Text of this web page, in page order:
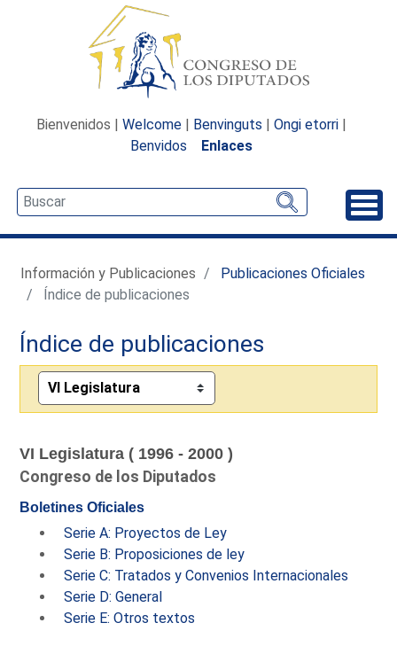
Bienvenidos | Welcome | Benvinguts | Ongi etorri |
Benvidos
Enlaces
Información y Publicaciones
Publicaciones Oficiales
Índice de publicaciones
Índice de publicaciones
VI Legislatura ( 1996 - 2000 )
Congreso de los Diputados
Boletines Oficiales
Serie A: Proyectos de Ley
Serie B: Proposiciones de ley
Serie C: Tratados y Convenios Internacionales
Serie D: General
Serie E: Otros textos